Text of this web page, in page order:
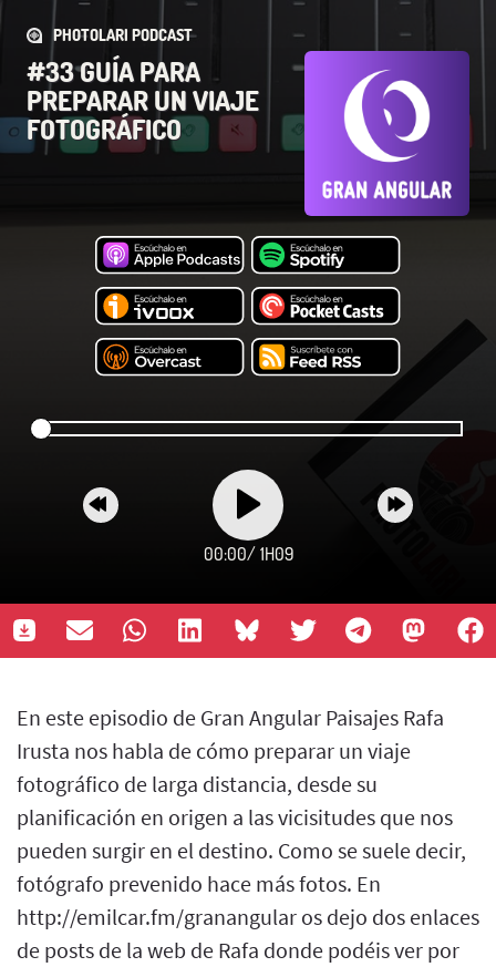
PHOTOLARI PODCAST
#33 GUÍA PARA
PREPARAR UN VIAJE
FOTOGRÁFICO
00:00/ 1H09
En este episodio de Gran Angular Paisajes Rafa
Irusta nos habla de cómo preparar un viaje
fotográfico de larga distancia, desde su
planificación en origen a las vicisitudes que nos
pueden surgir en el destino. Como se suele decir,
fotógrafo prevenido hace más fotos. En
http://emilcar.fm/granangular os dejo dos enlaces
de posts de la web de Rafa donde podéis ver por